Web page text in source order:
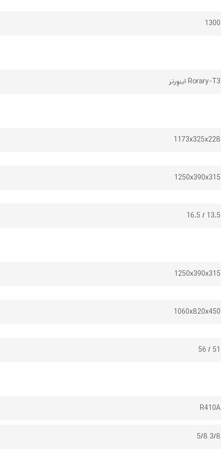
1300
Rorary-T3 اینوِرتر
1173x325x228
1250x390x315
13.5 / 16.5
1250x390x315
1060x820x450
51 / 56
R410A
3/8 5/8